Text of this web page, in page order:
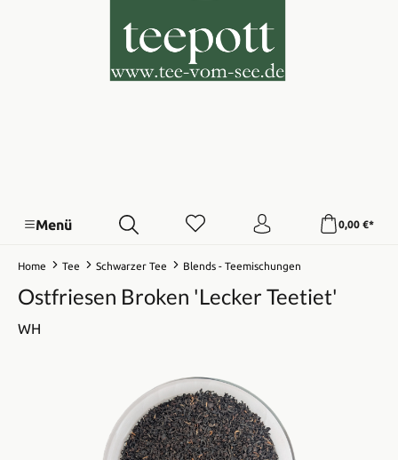
Menü 0,00 €*
Home Tee Schwarzer Tee Blends - Teemischungen
Ostfriesen Broken 'Lecker Teetiet'
WH
Bildergalerie überspringen